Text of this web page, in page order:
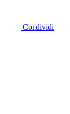
Condividi